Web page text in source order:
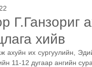
Г.Ганзориг
хийв
ахуйн их сургуулийн,
11-12 дугаар ангийн